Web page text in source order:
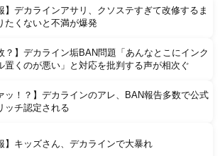
RSS】デカラインアサリ、クソステすぎて改修するま
たくないと不満が爆発
？】デカライン垢BAN問題「あんなとこにインク
置くのが悪い」と対応を批判する声が相次ぐ
ッ！？】デカラインのアレ、BAN報告多数で公式
ッチ認定される
】キッズさん、デカラインで大暴れ